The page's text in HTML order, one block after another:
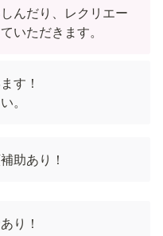
んだり、レクリエー
いただきます。
す！
。
助あり！
り！